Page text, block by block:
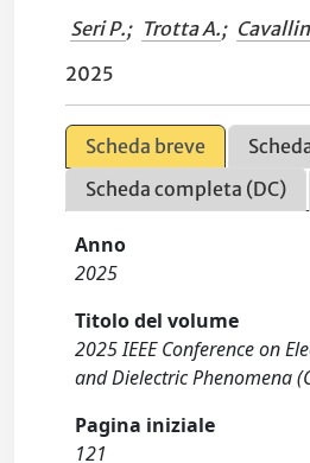
Seri P.; Trotta A.;
2025
Scheda breve
Scheda completa (DC)
Anno
2025
Titolo del volume
2025 IEEE Conference on
and Dielectric Phenomena
Pagina iniziale
121